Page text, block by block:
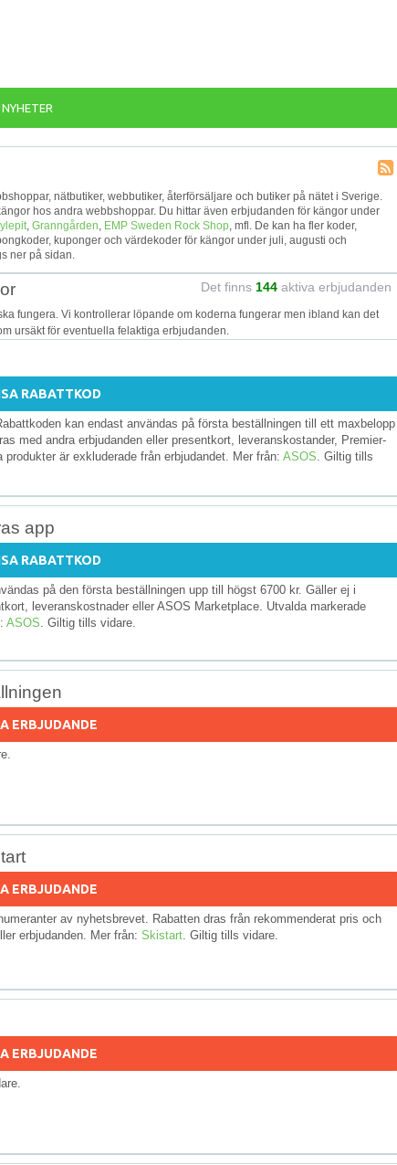
Tagg
nätbutiker, webbutiker, återförsäljare och butiker på nätet i Sverige.
hos andra webbshoppar. Du hittar även erbjudanden för kängor under
, Granngården, EMP Sweden Rock Shop, mfl. De kan ha fler koder,
kuponger och värdekoder för kängor under juli, augusti och
ner på sidan.
Det finns 144 aktiva erbjudanden
fungera. Vi kontrollerar löpande om koderna fungerar men ibland kan det
ursäkt för eventuella felaktiga erbjudanden.
RABATTKOD
kan endast användas på första beställningen till ett maxbelopp
med andra erbjudanden eller presentkort, leveranskostander, Premier-
är exkluderade från erbjudandet. Mer från: ASOS . Giltig tills
app
RABATTKOD
på den första beställningen upp till högst 6700 kr. Gäller ej i
leveranskostnader eller ASOS Marketplace. Utvalda markerade
ASOS . Giltig tills vidare.
ERBJUDANDE
ERBJUDANDE
av nyhetsbrevet. Rabatten dras från rekommenderat pris och
erbjudanden. Mer från: Skistart . Giltig tills vidare.
ERBJUDANDE